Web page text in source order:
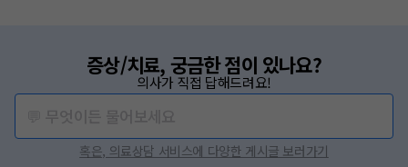
증상/치료, 궁금한 점이 있나요?
의사가 직접 답해드려요!
혹은, 의료상담 서비스에 다양한 게시글 보러가기